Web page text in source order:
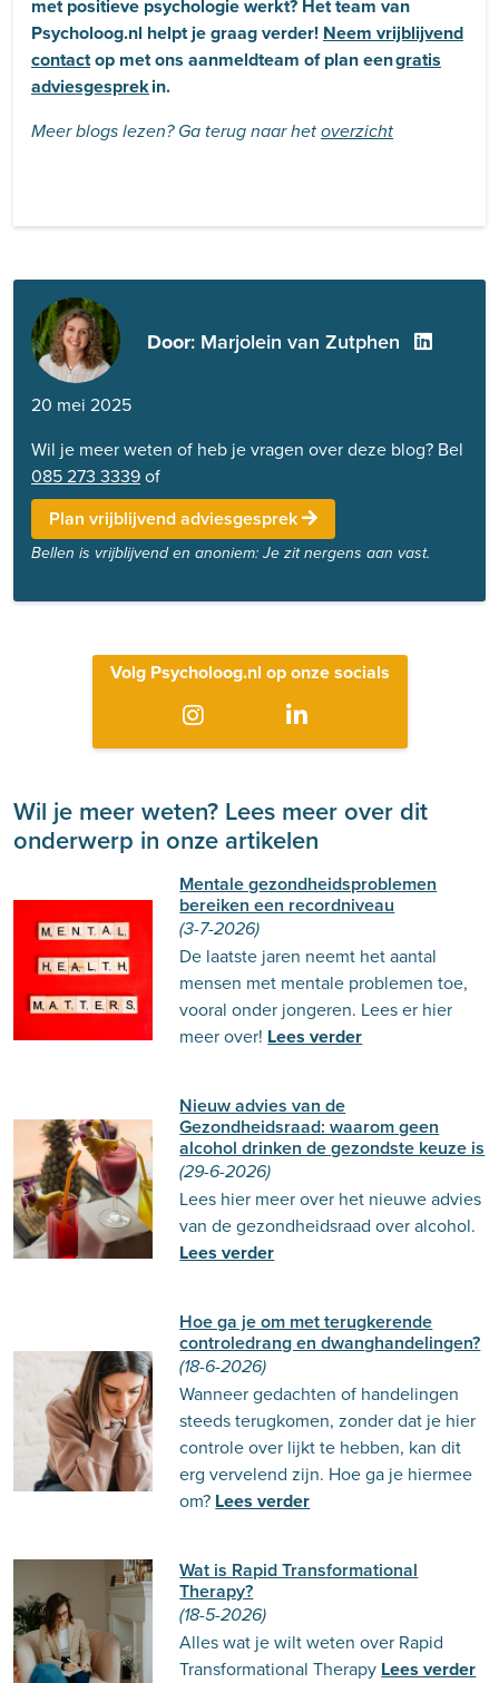
met positieve psychologie werkt? Het team van
Psycholoog.nl helpt je graag verder! Neem vrijblijvend
contactop met ons aanmeldteam of plan eengratis
adviesgesprekin.
Meer blogs lezen? Ga terug naar het overzicht
Door: Marjolein van Zutphen
20 mei 2025
Wil je meer weten of heb je vragen over deze blog? Bel
085 273 3339of
Plan vrijblijvend adviesgesprek
Bellen is vrijblijvend en anoniem: Je zit nergens aan vast.
Volg Psycholoog.nl op onze socials
Wil je meer weten? Lees meer over dit
onderwerp in onze artikelen
Mentale gezondheidsproblemen
bereiken een recordniveau
(3-7-2026)
De laatste jaren neemt het aantal
mensen met mentale problemen toe,
vooral onder jongeren. Lees er hier
meer over! Lees verder
Nieuw advies van de
Gezondheidsraad: waarom geen
alcohol drinken de gezondste keuze is
(29-6-2026)
Lees hier meer over het nieuwe advies
van de gezondheidsraad over alcohol.
Lees verder
Hoe ga je om met terugkerende
controledrang en dwanghandelingen?
(18-6-2026)
Wanneer gedachten of handelingen
steeds terugkomen, zonder dat je hier
controle over lijkt te hebben, kan dit
erg vervelend zijn. Hoe ga je hiermee
om? Lees verder
Wat is Rapid Transformational
Therapy?
(18-5-2026)
Alles wat je wilt weten over Rapid
Transformational Therapy Lees verder